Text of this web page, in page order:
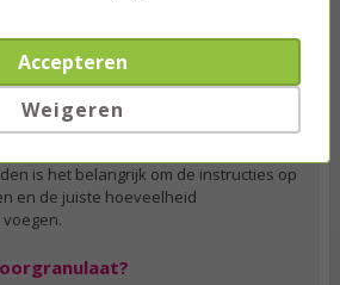
in het water en verspreidt zich
wordt afgegeven aan het
kan het water snel worden
is het belangrijk om de instructies op
en de juiste hoeveelheid
Accepteren
Weigeren